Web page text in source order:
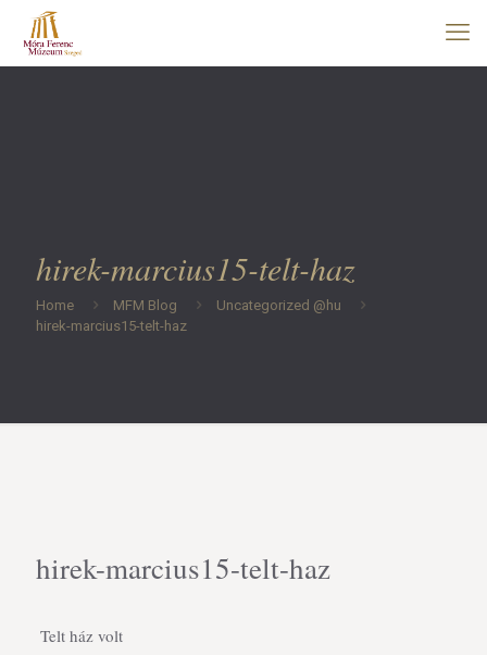
hirek-marcius15-telt-haz
Home MFM Blog
Uncategorized @hu
hirek-marcius15-telt-haz
hirek-marcius15-telt-haz
Telt ház volt